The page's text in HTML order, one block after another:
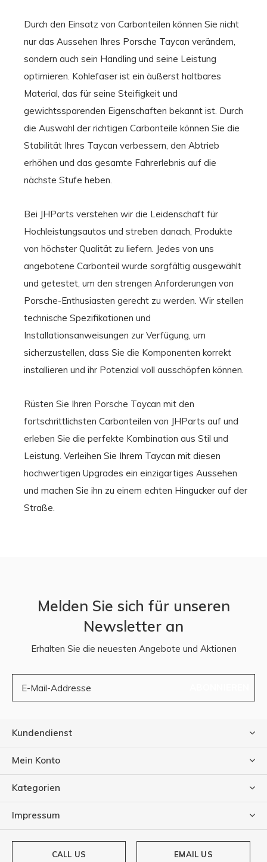
Durch den Einsatz von Carbonteilen können Sie nicht
nur das Aussehen Ihres Porsche Taycan verändern,
sondern auch sein Handling und seine Leistung
optimieren. Kohlefaser ist ein äußerst haltbares
Material, das für seine Steifigkeit und
gewichtssparenden Eigenschaften bekannt ist. Durch
die Auswahl der richtigen Carbonteile können Sie die
Stabilität Ihres Taycan verbessern, den Abtrieb
erhöhen und das gesamte Fahrerlebnis auf die
nächste Stufe heben.
Bei JHParts verstehen wir die Leidenschaft für
Hochleistungsautos und streben danach, Produkte
von höchster Qualität zu liefern. Jedes von uns
angebotene Carbonteil wurde sorgfältig ausgewählt
und getestet, um den strengen Anforderungen von
Porsche-Enthusiasten gerecht zu werden. Wir stellen
technische Spezifikationen und
Installationsanweisungen zur Verfügung, um
sicherzustellen, dass Sie die Komponenten korrekt
installieren und ihr Potenzial voll ausschöpfen können.
Rüsten Sie Ihren Porsche Taycan mit den
fortschrittlichsten Carbonteilen von JHParts auf und
erleben Sie die perfekte Kombination aus Stil und
Leistung. Verleihen Sie Ihrem Taycan mit diesen
hochwertigen Upgrades ein einzigartiges Aussehen
und machen Sie ihn zu einem echten Hingucker auf der
Straße.
Melden Sie sich für unseren
Newsletter an
Erhalten Sie die neuesten Angebote und Aktionen
Kundendienst
Mein Konto
Kategorien
Impressum
CALL US EMAIL US